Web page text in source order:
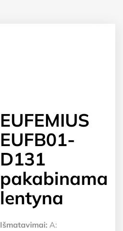
EUFEMIUS
EUFB01-
D131
pakabinama
lentyna
Išmatavimai: A: